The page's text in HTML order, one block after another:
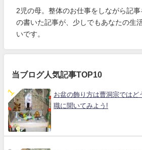
2児の母。整体のお仕事をしながら記
の書いた記事が、少しでもあなたの生
いです。
当ブログ人気記事TOP10
お盆の飾り方は曹洞宗ではど
職に聞いてみよう!